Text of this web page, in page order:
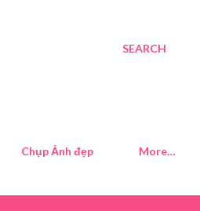
SEARCH
Chụp Ảnh đẹp More…